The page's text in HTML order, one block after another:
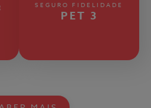
SEGURO FIDELIDADE
PET 3